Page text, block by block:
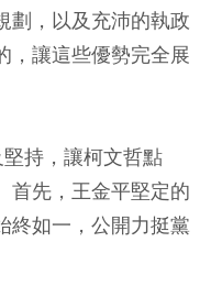
劃，以及充沛的執政
，讓這些優勢完全展
持，讓柯文哲點
首先，王金平堅定的
終如一，公開力挺黨